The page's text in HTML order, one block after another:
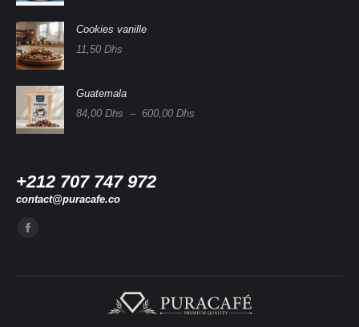
Cookies vanille
11,50 Dhs
Guatemala
84,00 Dhs – 600,00 Dhs
+212 707 747 972
contact@puracafe.co
Trouvez nous sur :
Facebook